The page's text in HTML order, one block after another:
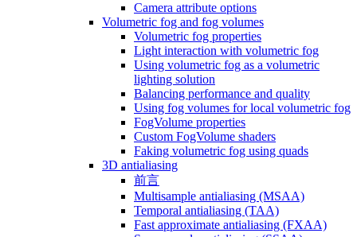
Camera attribute options
Volumetric fog and fog volumes
Volumetric fog properties
Light interaction with volumetric fog
Using volumetric fog as a volumetric
lighting solution
Balancing performance and quality
Using fog volumes for local volumetric fog
FogVolume properties
Custom FogVolume shaders
Faking volumetric fog using quads
3D antialiasing
前言
Multisample antialiasing (MSAA)
Temporal antialiasing (TAA)
Fast approximate antialiasing (FXAA)